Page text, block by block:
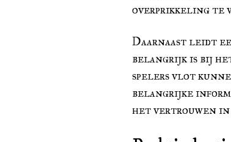
overprikkeling te
Daarnaast leidt
belangrijk is bij
spelers vlot
belangrijke
het vertrouwen